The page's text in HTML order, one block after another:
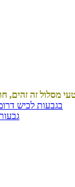
בגבעות לכיש